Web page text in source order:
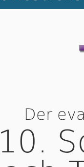
Der
10.